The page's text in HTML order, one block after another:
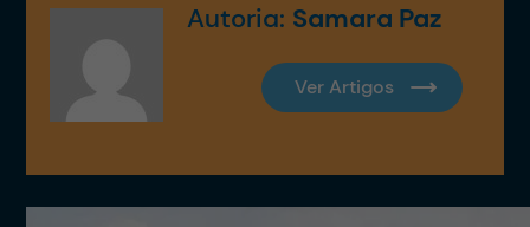
Autoria: Samara Paz